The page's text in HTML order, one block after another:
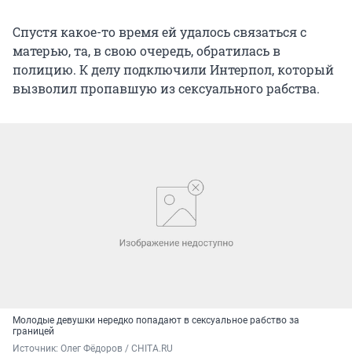
Спустя какое-то время ей удалось связаться с
матерью, та, в свою очередь, обратилась в
полицию. К делу подключили Интерпол, который
вызволил пропавшую из сексуального рабства.
Молодые девушки нередко попадают в сексуальное рабство за
границей
Источник: Олег Фёдоров / CHITA.RU